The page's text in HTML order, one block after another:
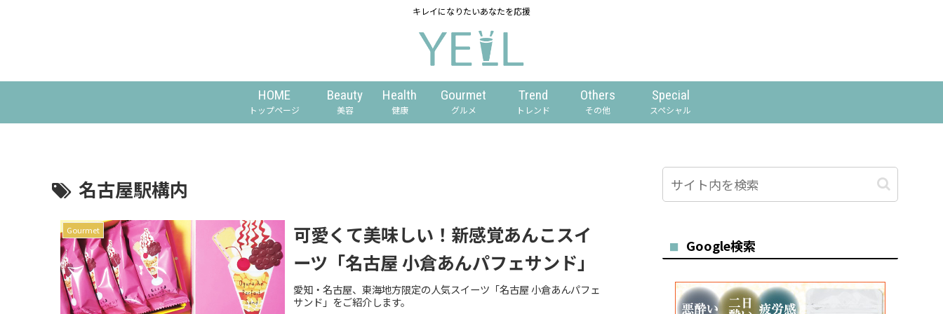
キレイになりたいあなたを応援
HOME
トップページ
Beauty
美容
Health
健康
Gourmet
グルメ
Trend
トレンド
Others
その他
Special
スペシャル
名古屋駅構内
Gourmet
可愛くて美味しい！新感覚あんこスイ
ーツ「名古屋 小倉あんパフェサンド」
愛知・名古屋、東海地方限定の人気スイーツ「名古屋 小倉あんパフェ
サンド」をご紹介します。
Google検索